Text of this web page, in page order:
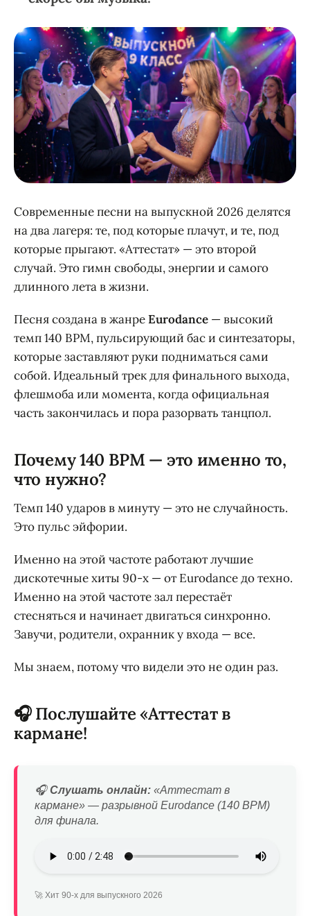
Современные песни на выпускной 2026 делятся
на два лагеря: те, под которые плачут, и те, под
которые прыгают. «Аттестат» — это второй
случай. Это гимн свободы, энергии и самого
длинного лета в жизни.
Песня создана в жанреEurodance — высокий
темп 140 BPM, пульсирующий бас и синтезаторы,
которые заставляют руки подниматься сами
собой. Идеальный трек для финального выхода,
флешмоба или момента, когда официальная
часть закончилась и пора разорвать танцпол.
Почему 140 BPM — это именно то,
что нужно?
Темп 140 ударов в минуту — это не случайность.
Это пульс эйфории.
Именно на этой частоте работают лучшие
дискотечные хиты 90-х — от Eurodance до техно.
Именно на этой частоте зал перестаёт
стесняться и начинает двигаться синхронно.
Завучи, родители, охранник у входа — все.
Мы знаем, потому что видели это не один раз.
🎧 Послушайте «Аттестат в
кармане!
🎧Слушать онлайн: «Аттестат в
кармане» — разрывной Eurodance (140 BPM)
для финала.
🚀 Хит 90-х для выпускного 2026